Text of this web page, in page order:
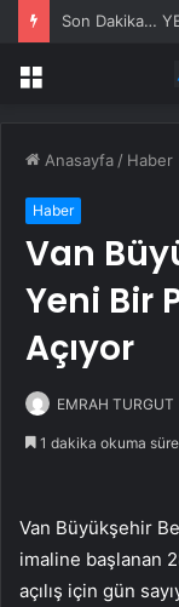
Menü
Anasayfa / Haber
Haber
Van
Yeni Bir
Açıyor
EMRAH TURGUT
1 dakika okuma
Van Büyükşehir
imaline başlanan
açılış için gün